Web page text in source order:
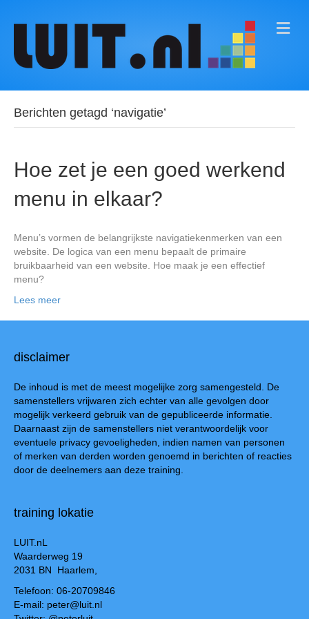
M
E
Berichten getagd ‘navigatie’
Hoe zet je een goed werkend
menu in elkaar?
Menu’s vormen de belangrijkste navigatiekenmerken van een
website. De logica van een menu bepaalt de primaire
bruikbaarheid van een website. Hoe maak je een effectief
menu?
Lees meer
disclaimer
De inhoud is met de meest mogelijke zorg samengesteld. De
samenstellers vrijwaren zich echter van alle gevolgen door
mogelijk verkeerd gebruik van de gepubliceerde informatie.
Daarnaast zijn de samenstellers niet verantwoordelijk voor
eventuele privacy gevoeligheden, indien namen van personen
of merken van derden worden genoemd in berichten of reacties
door de deelnemers aan deze training.
training lokatie
LUIT.nL
Waarderweg 19
2031 BN Haarlem,
Telefoon: 06-20709846
E-mail: peter@luit.nl